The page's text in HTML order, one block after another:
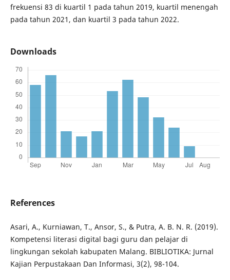
frekuensi 83 di kuartil 1 pada tahun 2019, kuartil menengah
pada tahun 2021, dan kuartil 3 pada tahun 2022.
Downloads
References
Asari, A., Kurniawan, T., Ansor, S., & Putra, A. B. N. R. (2019).
Kompetensi literasi digital bagi guru dan pelajar di
lingkungan sekolah kabupaten Malang. BIBLIOTIKA: Jurnal
Kajian Perpustakaan Dan Informasi, 3(2), 98-104.